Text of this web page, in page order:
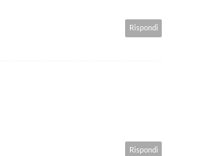
Rispondi
Rispondi